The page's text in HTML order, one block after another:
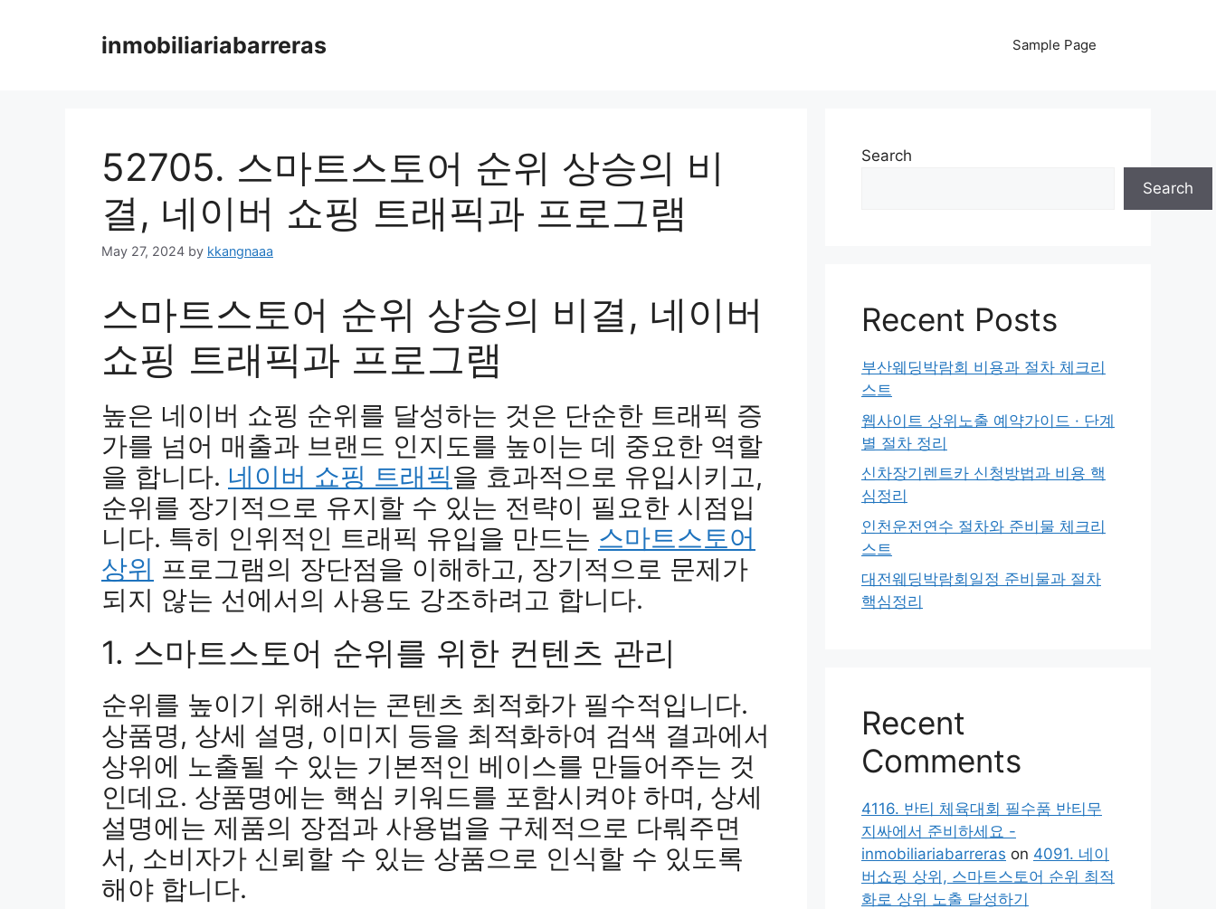
inmobiliariabarreras Sample Page
52705. 스마트스토어 순위 상승의 비
결, 네이버 쇼핑 트래픽과 프로그램
May 27, 2024 by kkangnaaa
스마트스토어 순위 상승의 비결, 네이버
쇼핑 트래픽과 프로그램
높은 네이버 쇼핑 순위를 달성하는 것은 단순한 트래픽 증
가를 넘어 매출과 브랜드 인지도를 높이는 데 중요한 역할
을 합니다. 네이버 쇼핑 트래픽을 효과적으로 유입시키고,
순위를 장기적으로 유지할 수 있는 전략이 필요한 시점입
니다. 특히 인위적인 트래픽 유입을 만드는 스마트스토어
상위 프로그램의 장단점을 이해하고, 장기적으로 문제가
되지 않는 선에서의 사용도 강조하려고 합니다.
1. 스마트스토어 순위를 위한 컨텐츠 관리
순위를 높이기 위해서는 콘텐츠 최적화가 필수적입니다.
상품명, 상세 설명, 이미지 등을 최적화하여 검색 결과에서
상위에 노출될 수 있는 기본적인 베이스를 만들어주는 것
인데요. 상품명에는 핵심 키워드를 포함시켜야 하며, 상세
설명에는 제품의 장점과 사용법을 구체적으로 다뤄주면
서, 소비자가 신뢰할 수 있는 상품으로 인식할 수 있도록
해야 합니다.
Search
Search
Recent Posts
부산웨딩박람회 비용과 절차 체크리
스트
웹사이트 상위노출 예약가이드 · 단계
별 절차 정리
신차장기렌트카 신청방법과 비용 핵
심정리
인천운전연수 절차와 준비물 체크리
스트
대전웨딩박람회일정 준비물과 절차
핵심정리
Recent
Comments
4116. 반티 체육대회 필수품 반티무
지싸에서 준비하세요 -
inmobiliariabarreras on 4091. 네이
버쇼핑 상위, 스마트스토어 순위 최적
화로 상위 노출 달성하기